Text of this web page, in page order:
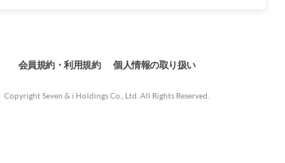
会員規約・利用規約 個人情報の取り扱い
Copyright Seven & i Holdings Co., Ltd. All Rights Reserved.